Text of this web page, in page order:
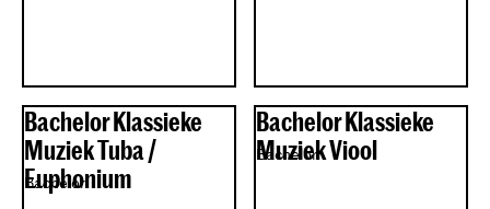
Bachelor Klassieke
Muziek Tuba /
Euphonium
Bachelor
Bachelor Klassieke
Muziek Viool
Bachelor